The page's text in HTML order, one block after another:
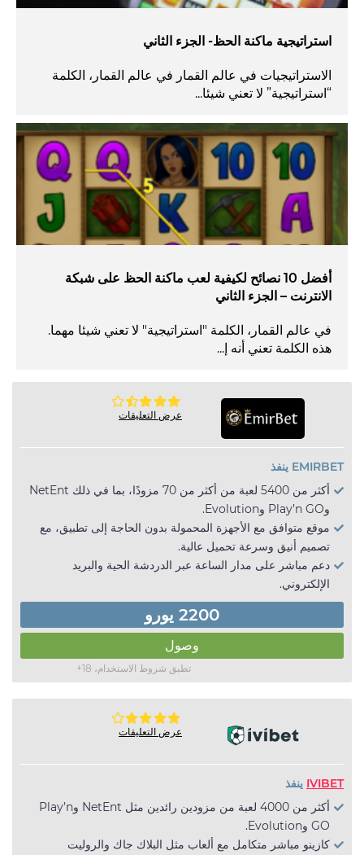
استراتيجية ماكنة الحظ- الجزء الثاني
الاستراتيجيات في عالم القمار في عالم القمار، الكلمة
“استراتيجية” لا تعني شيئا...
أفضل 10 نصائح لكيفية لعب ماكنة الحظ على شبكة
الانترنت – الجزء الثاني
في عالم القمار، الكلمة "استراتيجية" لا تعني شيئا مهما.
هذه الكلمة تعني أنه إ...
عرض التعليقات
EMIRBET ينفذ
أكثر من 5400 لعبة من أكثر من 70 مزودًا، بما في ذلك NetEnt
وPlay’n GO وEvolution.
موقع متوافق مع الأجهزة المحمولة بدون الحاجة إلى تطبيق، مع
تصميم أنيق وسرعة تحميل عالية.
دعم مباشر على مدار الساعة عبر الدردشة الحية والبريد
الإلكتروني.
2200 يورو
وصول
تطبق شروط الاستخدام، 18+
عرض التعليقات
IVIBET ينفذ
أكثر من 4000 لعبة من مزودين رائدين مثل NetEnt وPlay’n
GO وEvolution.
كازينو مباشر متكامل مع ألعاب مثل البلاك جاك والروليت